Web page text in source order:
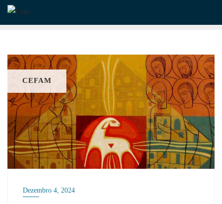
Skip
CEFAM
Dezembro 4, 2024